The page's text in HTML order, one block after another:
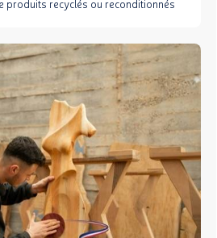
produits recyclés ou reconditionnés